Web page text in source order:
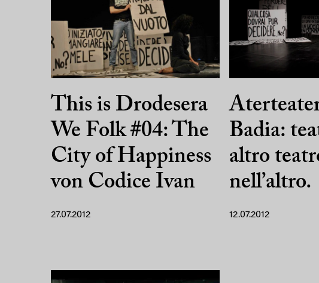
This is Drodesera
We Folk #04: The
City of Happiness
von Codice Ivan
27.07.2012
Badia:
altro
nell’altro.
12.07.2012